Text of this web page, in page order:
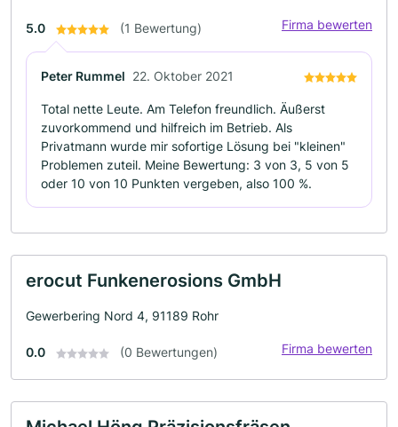
5.0 (1 Bewertung) Firma bewerten
Peter Rummel 22. Oktober 2021
Total nette Leute. Am Telefon freundlich. Äußerst
zuvorkommend und hilfreich im Betrieb. Als
Privatmann wurde mir sofortige Lösung bei "kleinen"
Problemen zuteil. Meine Bewertung: 3 von 3, 5 von 5
oder 10 von 10 Punkten vergeben, also 100 %.
erocut Funkenerosions GmbH
Gewerbering Nord 4, 91189 Rohr
0.0 (0 Bewertungen) Firma bewerten